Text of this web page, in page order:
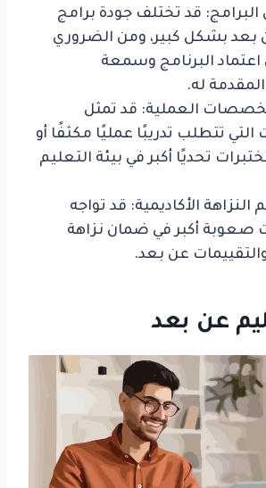
قد تختلف جودة برامج
بعد بشكل كبير، ومن الضروري
البرنامج وسمعة
له.
العملية: قد تمثل
تتطلب تدريبًا عمليًا مكثفًا أو
تحديًا أكبر في بيئة التعليم
النزاهة الأكاديمية: قد تواجه
أكبر في ضمان نزاهة
والتقييمات عن بعد.
عن بعد